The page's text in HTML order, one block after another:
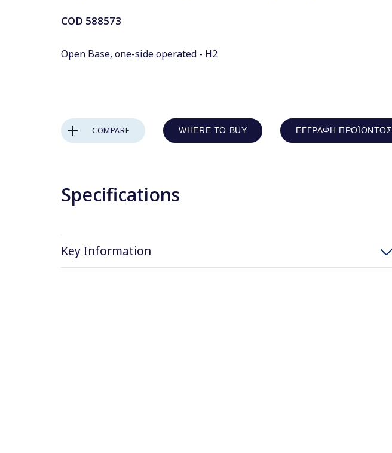
COD 588573
Open Base, one-side operated - H2
COMPARE WHERE TO BUY ΕΓΓΡΑΦΉ ΠΡΟΪΌΝΤΟΣ
Specifications
Key Information